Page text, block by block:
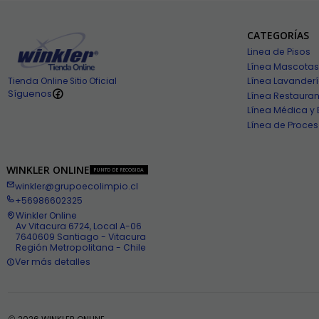
Tienda Online Sitio Oficial
Síguenos
CATEGORÍAS
Linea de Pisos
Línea Mascotas
Línea
Línea
Línea Médica y
Línea de
WINKLER ONLINE PUNTO DE RECOGIDA
winkler@grupoecolimpio.cl
+56986602325
Winkler Online
Av Vitacura 6724, Local A-06
7640609 Santiago - Vitacura
Región Metropolitana - Chile
Ver más detalles